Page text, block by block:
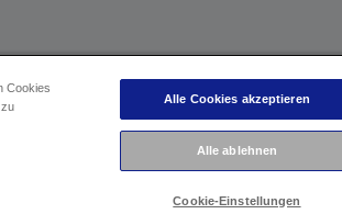
Datenschutzrichtlinie
Cookies
Alle Cookies akzeptieren
Alle ablehnen
Cookie-Einstellungen